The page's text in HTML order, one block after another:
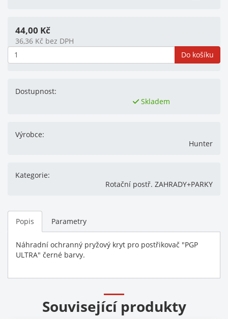
44,00 Kč
36,36 Kč bez DPH
Do košíku
Dostupnost:
Skladem
Výrobce:
Hunter
Kategorie:
Rotační postř. ZAHRADY+PARKY
Popis Parametry
Náhradní ochranný pryžový kryt pro postřikovač "PGP
ULTRA" černé barvy.
Související produkty